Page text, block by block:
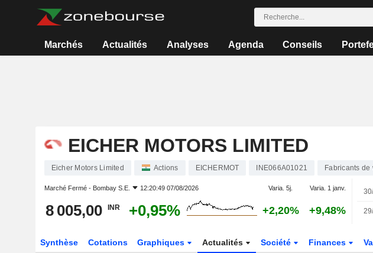
Marchés Actualités Analyses Agenda Conseils
EICHER MOTORS LIMITED
Eicher Motors Limited Actions EICHERMOT INE066A01021 Fabricants de
Marché Fermé - Bombay S.E. 12:20:49 07/08/2026 Varia. 5j. Varia. 1 janv.
8 005,00 INR +0,95% +2,20% +9,48%
Synthèse Cotations Graphiques Actualités Société Finances